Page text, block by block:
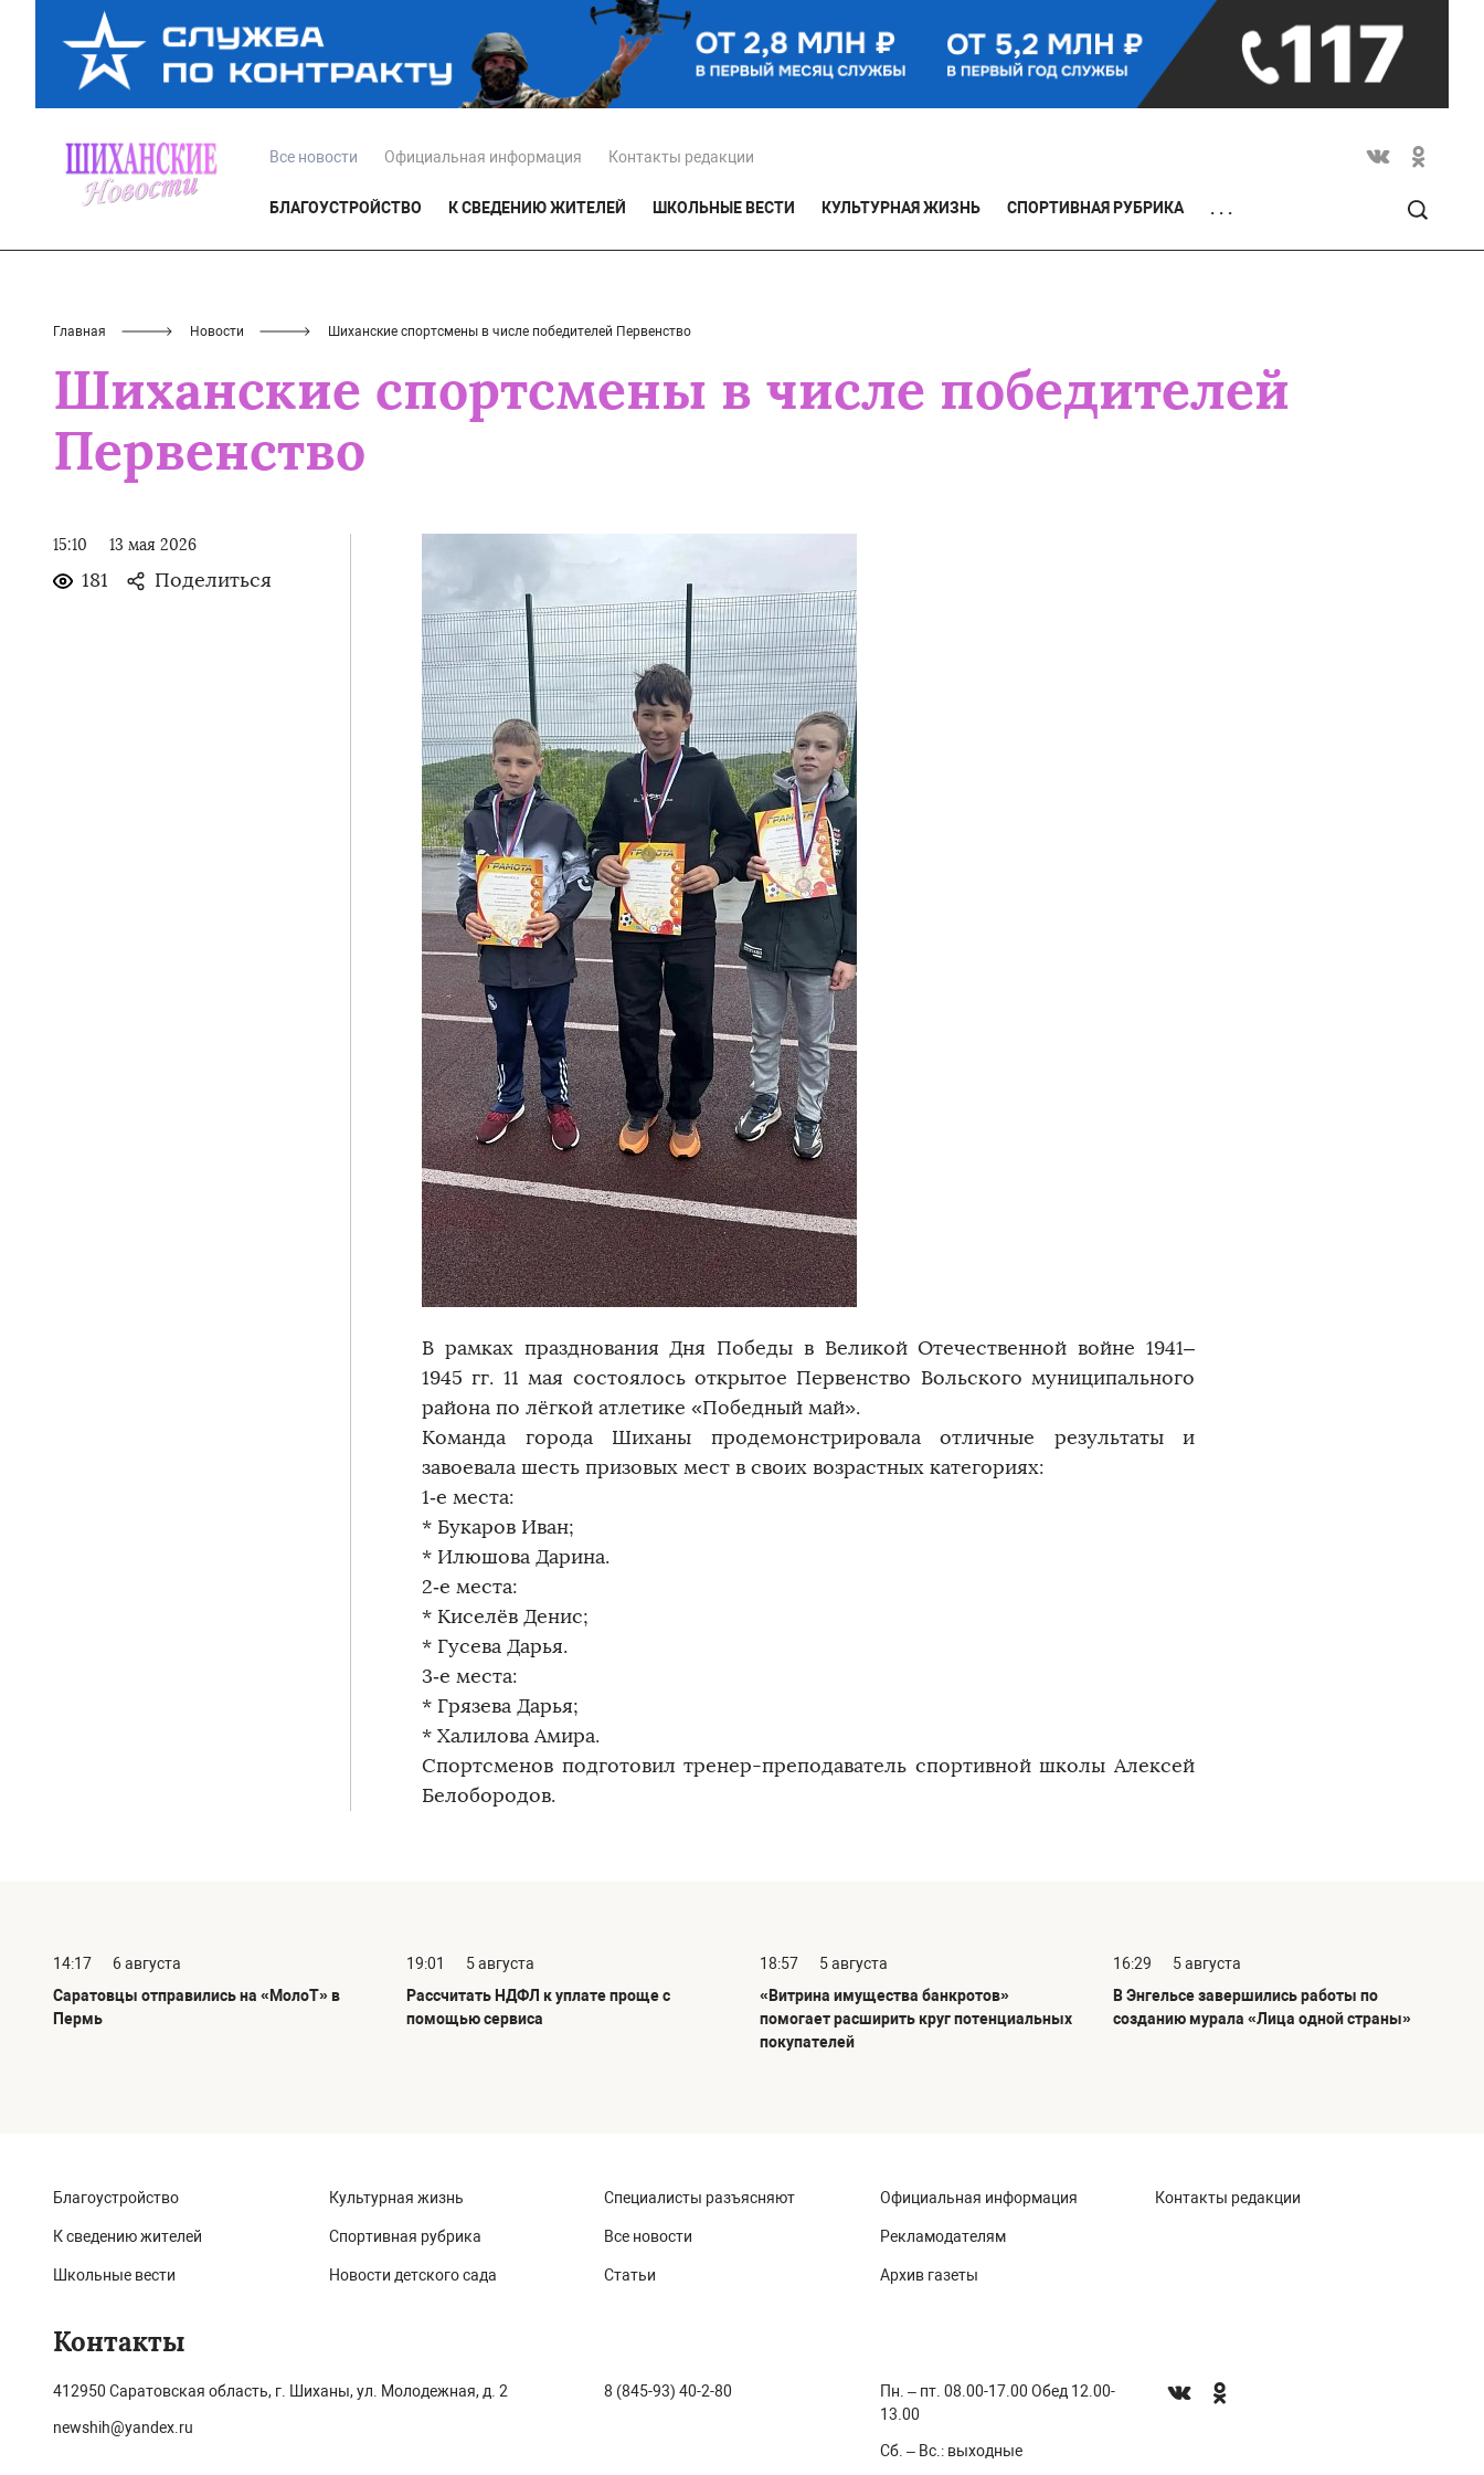
Все новости Официальная информация Контакты редакции
БЛАГОУСТРОЙСТВО К СВЕДЕНИЮ ЖИТЕЛЕЙ ШКОЛЬНЫЕ ВЕСТИ КУЛЬТУРНАЯ ЖИЗНЬ СПОРТИВНАЯ РУБРИКА . . .
Главная Новости Шиханские спортсмены в числе победителей Первенство
Шиханские спортсмены в числе победителей
Первенство
15:10 13 мая 2026
181 Поделиться
В рамках празднования Дня Победы в Великой Отечественной войне 1941–
1945 гг. 11 мая состоялось открытое Первенство Вольского муниципального
района по лёгкой атлетике «Победный май».
Команда города Шиханы продемонстрировала отличные результаты и
завоевала шесть призовых мест в своих возрастных категориях:
1‑е места:
* Букаров Иван;
* Илюшова Дарина.
2‑е места:
* Киселёв Денис;
* Гусева Дарья.
3‑е места:
* Грязева Дарья;
* Халилова Амира.
Спортсменов подготовил тренер-преподаватель спортивной школы Алексей
Белобородов.
14:17
6 августа
Саратовцы отправились на «МолоТ» в
Пермь
19:01
5 августа
Рассчитать НДФЛ к уплате проще с
помощью сервиса
18:57
5 августа
«Витрина имущества банкротов»
помогает расширить круг потенциальных
покупателей
16:29
5 августа
В Энгельсе завершились работы по
созданию мурала «Лица одной страны»
Благоустройство
К сведению жителей
Школьные вести
Культурная жизнь
Спортивная рубрика
Новости детского сада
Специалисты разъясняют
Все новости
Статьи
Официальная информация
Рекламодателям
Архив газеты
Контакты редакции
Контакты
412950 Саратовская область, г. Шиханы, ул. Молодежная, д. 2
newshih@yandex.ru
8 (845-93) 40-2-80
Пн. – пт. 08.00-17.00 Обед 12.00-
13.00
Сб. – Вс.: выходные